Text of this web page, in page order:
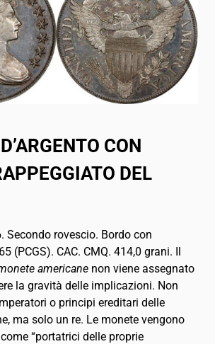
CON
DEL
Secondo rovescio. Bordo con
(PCGS). CAC. CMQ. 414,0 grani. Il
americane non viene assegnato
la gravità delle implicazioni. Non
o principi ereditari delle
ma solo un re. Le monete vengono
“portatrici delle proprie